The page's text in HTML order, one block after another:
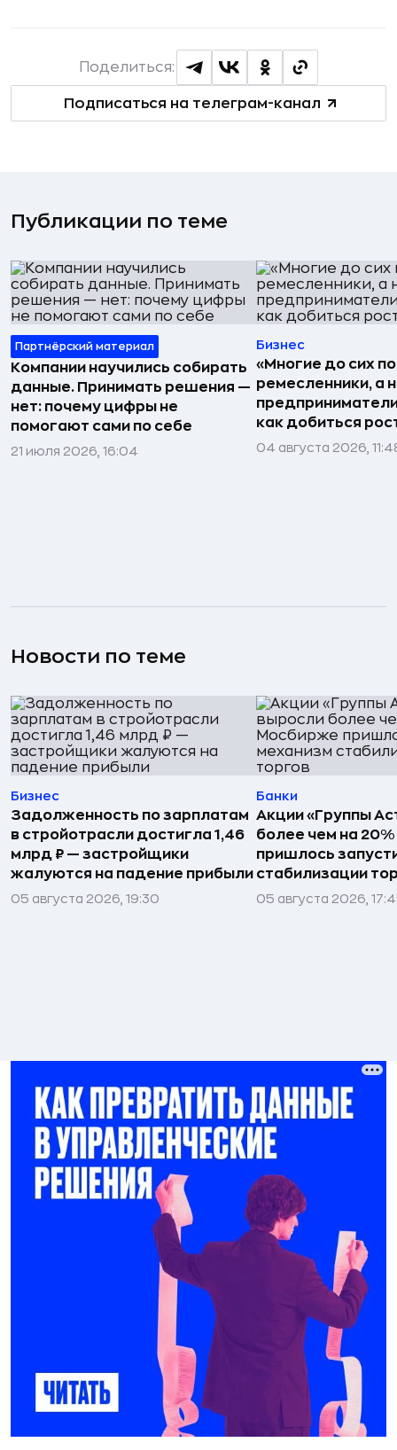
Подписаться на телеграм-канал
Поделиться:
Публикации по теме
Партнёрский материал
Компании научились собирать
данные. Принимать решения —
нет: почему цифры не
помогают сами по себе
21 июля 2026, 16:04
Бизнес
«Многие до сих
ремесленники, а
как добиться
04 августа 2026,
Новости по теме
Бизнес
Задолженность по зарплатам
в стройотрасли достигла 1,46
млрд ₽ — застройщики
жалуются на падение прибыли
05 августа 2026, 19:30
Банки
Акции «Группы
более чем на
пришлось
стабилизации
05 августа 2026,